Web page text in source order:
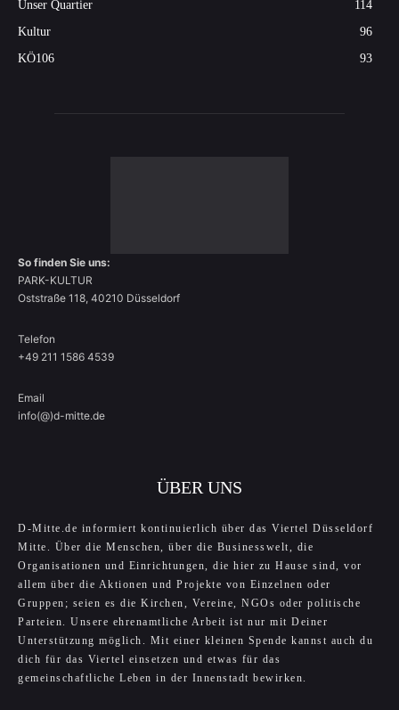
Unser Quartier
114
Kultur
96
KÖ106
93
So finden Sie uns:
PARK-KULTUR
Oststraße 118, 40210 Düsseldorf
Telefon
+49 211 1586 4539
Email
info(@)d-mitte.de
ÜBER UNS
D-Mitte.de informiert kontinuierlich über das Viertel Düsseldorf
Mitte. Über die Menschen, über die Businesswelt, die
Organisationen und Einrichtungen, die hier zu Hause sind, vor
allem über die Aktionen und Projekte von Einzelnen oder
Gruppen; seien es die Kirchen, Vereine, NGOs oder politische
Parteien. Unsere ehrenamtliche Arbeit ist nur mit Deiner
Unterstützung möglich. Mit einer kleinen Spende kannst auch du
dich für das Viertel einsetzen und etwas für das
gemeinschaftliche Leben in der Innenstadt bewirken.